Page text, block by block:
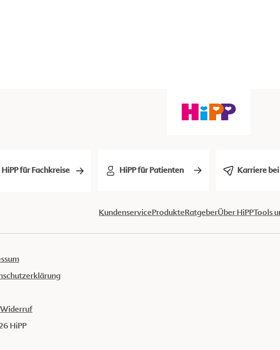
HiPP für Fachkreise HiPP für Patienten Karriere bei
KundenserviceProdukteRatgeberÜber HiPPTools
HiPP